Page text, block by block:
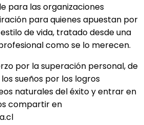
para las organizaciones
para quienes apuestan por
de vida, tratado desde una
como se lo merecen.
por la superación personal, de
sueños por los logros
naturales del éxito y entrar en
compartir en